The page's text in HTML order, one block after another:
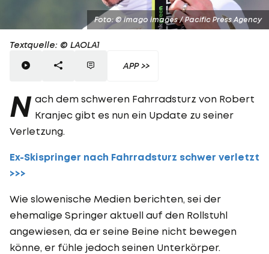
Foto: © imago images / Pacific Press Agency
Textquelle: © LAOLA1
APP >>
N ach dem schweren Fahrradsturz von Robert
Kranjec gibt es nun ein Update zu seiner
Verletzung.
Ex-Skispringer nach Fahrradsturz schwer verletzt
>>>
Wie slowenische Medien berichten, sei der
ehemalige Springer aktuell auf den Rollstuhl
angewiesen, da er seine Beine nicht bewegen
könne, er fühle jedoch seinen Unterkörper.